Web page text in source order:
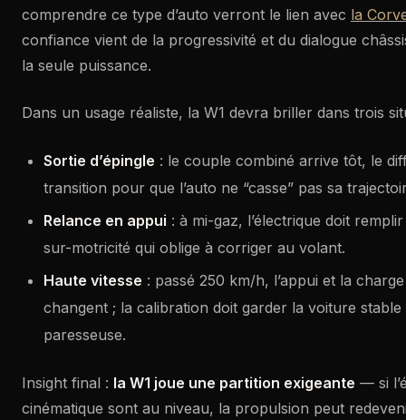
comprendre ce type d’auto verront le lien avec la
confiance vient de la progressivité et du dialogue
la seule puissance.
Dans un usage réaliste, la W1 devra briller dans trois
Sortie d’épingle : le couple combiné arrive tôt, le
transition pour que l’auto ne “casse” pas sa
Relance en appui : à mi-gaz, l’électrique doit
sur-motricité qui oblige à corriger au volant.
Haute vitesse : passé 250 km/h, l’appui et la
changent ; la calibration doit garder la voiture
paresseuse.
Insight final : la W1 joue une partition exigeante — si
cinématique sont au niveau, la propulsion peut